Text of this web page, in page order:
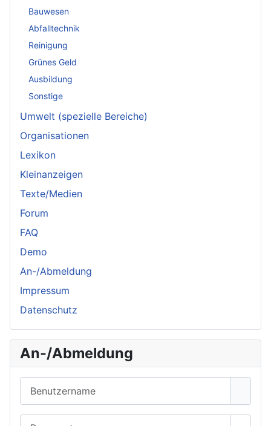
Bauwesen
Abfalltechnik
Reinigung
Grünes Geld
Ausbildung
Sonstige
Umwelt (spezielle Bereiche)
Organisationen
Lexikon
Kleinanzeigen
Texte/Medien
Forum
FAQ
Demo
An-/Abmeldung
Impressum
Datenschutz
An-/Abmeldung